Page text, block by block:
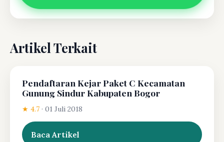
Artikel Terkait
Pendaftaran Kejar Paket C Kecamatan
Gunung Sindur Kabupaten Bogor
★ 4.7 · 01 Juli 2018
Baca Artikel